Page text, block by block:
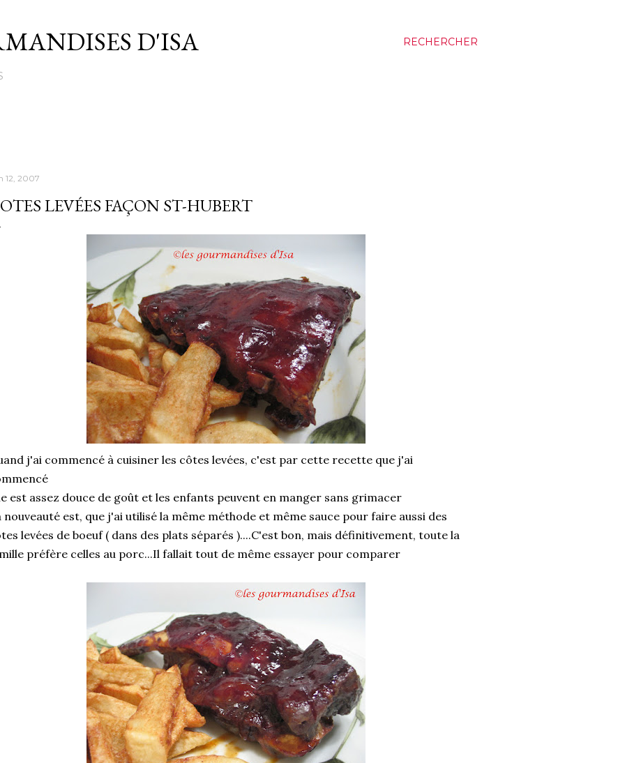
RECHERCHER
D'ISA
12, 2007
LEVÉES FAÇON ST-HUBERT
j'ai commencé à cuisiner les côtes levées, c'est par cette recette que j'ai
est assez douce de goût et les enfants peuvent en manger sans grimacer
nouveauté est, que j'ai utilisé la même méthode et même sauce pour faire aussi des
levées de boeuf ( dans des plats séparés )....C'est bon, mais définitivement, toute la
préfère celles au porc...Il fallait tout de même essayer pour comparer